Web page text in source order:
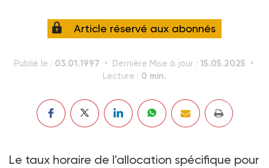
Article réservé aux abonnés
Publié le : 03.01.1997 Dernière Mise à jour : 15.05.2025
Lecture : 0 min.
Le taux horaire de l'allocation spécifique pour